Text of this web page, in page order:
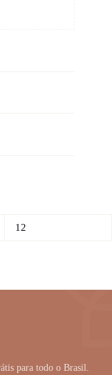
12
para todo o Brasil.